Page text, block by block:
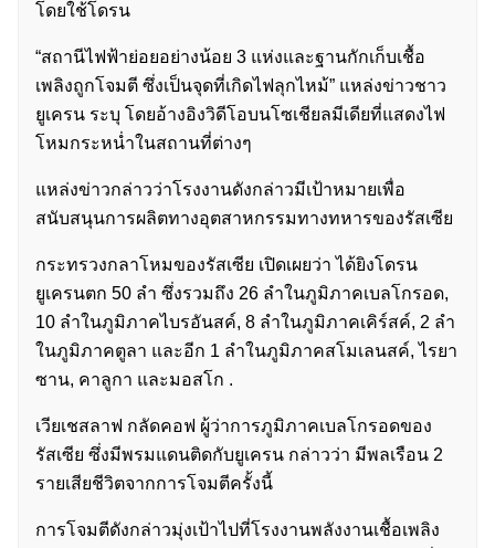
โดยใช้โดรน
“สถานีไฟฟ้าย่อยอย่างน้อย 3 แห่งและฐานกักเก็บเชื้อ
เพลิงถูกโจมตี ซึ่งเป็นจุดที่เกิดไฟลุกไหม้” แหล่งข่าวชาว
ยูเครน ระบุ โดยอ้างอิงวิดีโอบนโซเชียลมีเดียที่แสดงไฟ
โหมกระหน่ำในสถานที่ต่างๆ
แหล่งข่าวกล่าวว่าโรงงานดังกล่าวมีเป้าหมายเพื่อ
สนับสนุนการผลิตทางอุตสาหกรรมทางทหารของรัสเซีย
กระทรวงกลาโหมของรัสเซีย เปิดเผยว่า ได้ยิงโดรน
ยูเครนตก 50 ลำ ซึ่งรวมถึง 26 ลำในภูมิภาคเบลโกรอด,
10 ลำในภูมิภาคไบรอันสค์, 8 ลำในภูมิภาคเคิร์สค์, 2 ลำ
ในภูมิภาคตูลา และอีก 1 ลำในภูมิภาคสโมเลนสค์, ไรยา
ซาน, คาลูกา และมอสโก .
เวียเชสลาฟ กลัดคอฟ ผู้ว่าการภูมิภาคเบลโกรอดของ
รัสเซีย ซึ่งมีพรมแดนติดกับยูเครน กล่าวว่า มีพลเรือน 2
รายเสียชีวิตจากการโจมตีครั้งนี้
การโจมตีดังกล่าวมุ่งเป้าไปที่โรงงานพลังงานเชื้อเพลิง